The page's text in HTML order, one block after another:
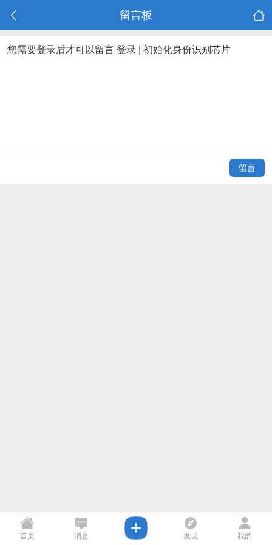
留言板
您需要登录后才可以留言 登录 初始化身份识别芯片
留言
首页 消息 发现 我的